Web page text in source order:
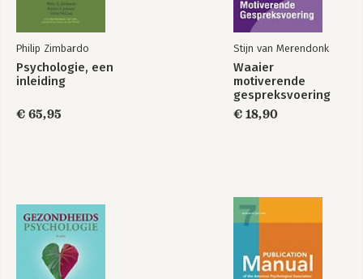
Philip Zimbardo
Psychologie, een
inleiding
€ 65,95
Stijn van Merendonk
Waaier
motiverende
gespreksvoering
€ 18,90